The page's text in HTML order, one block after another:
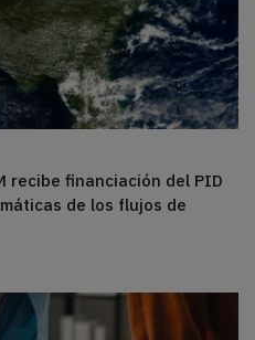
recibe financiación del PID
de los flujos de